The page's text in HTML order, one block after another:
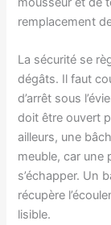
remplacement
La sécurité se
dégâts. Il faut
d’arrêt sous
doit être ouvert
ailleurs, une
meuble, car une
s’échapper. Un
récupère
lisible.